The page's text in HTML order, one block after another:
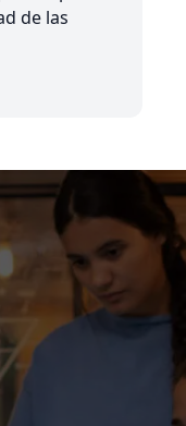
de las